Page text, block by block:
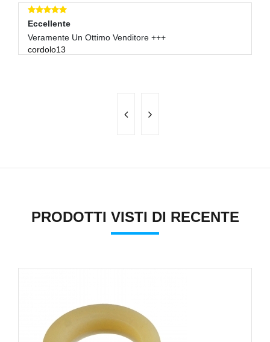
Eccellente
Veramente Un Ottimo Venditore +++
cordolo13
PRODOTTI VISTI DI RECENTE